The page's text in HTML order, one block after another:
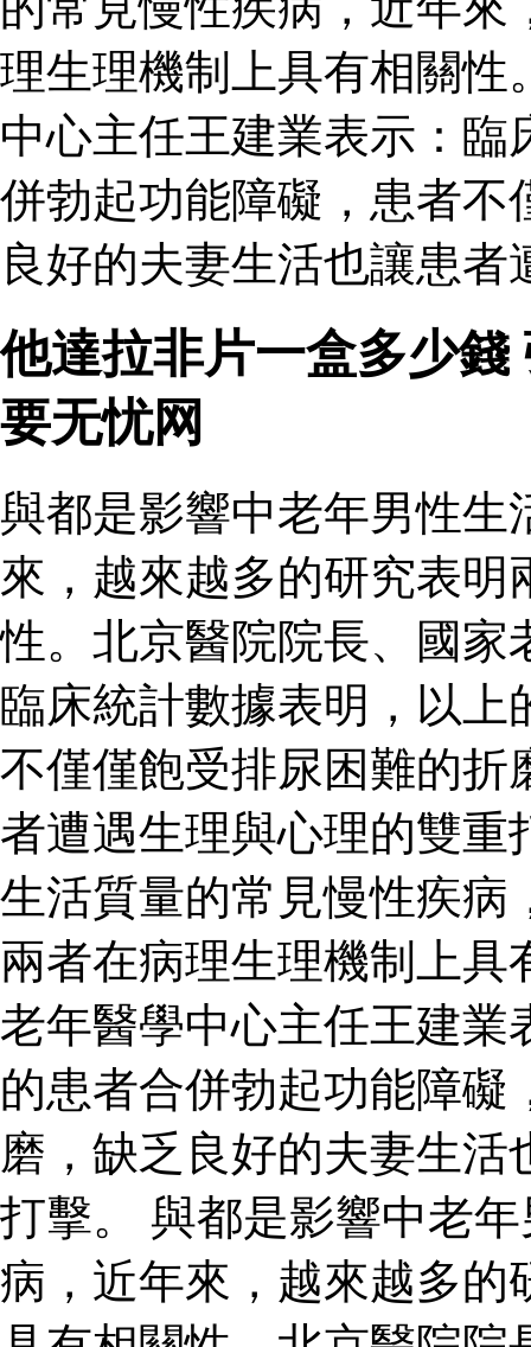
理生理機制上具有相關性
中心主任王建業表示：
併勃起功能障礙，患者不
良好的夫妻生活也讓患
他達拉非片一盒多少
要无忧网
與都是影響中老年男性生
來，越來越多的研究表
性。北京醫院院長、國家
臨床統計數據表明，以上
不僅僅飽受排尿困難的折
者遭遇生理與心理的雙重
生活質量的常見慢性疾病
兩者在病理生理機制上
老年醫學中心主任王建業
的患者合併勃起功能障
磨，缺乏良好的夫妻生
打擊。 與都是影響中老
病，近年來，越來越多的